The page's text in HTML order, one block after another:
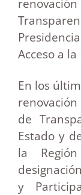
Acceso a
En los
de
Estado y
la
y